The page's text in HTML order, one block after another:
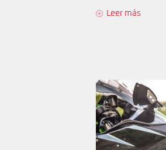
Leer más